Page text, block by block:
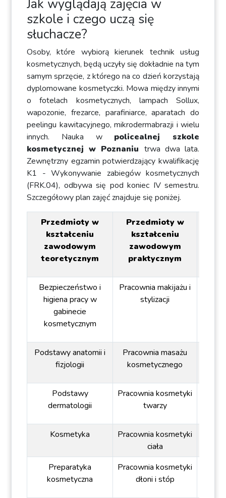
Jak wyglądają zajęcia w
szkole i czego uczą się
słuchacze?
Osoby, które wybiorą kierunek technik usług
kosmetycznych, będą uczyły się dokładnie na tym
samym sprzęcie, z którego na co dzień korzystają
dyplomowane kosmetyczki. Mowa między innymi
o fotelach kosmetycznych, lampach Sollux,
wapozonie, frezarce, parafiniarce, aparatach do
peelingu kawitacyjnego, mikrodermabrazji i wielu
innych. Nauka w policealnej szkole
kosmetycznej w Poznaniu trwa dwa lata.
Zewnętrzny egzamin potwierdzający kwalifikację
K1 - Wykonywanie zabiegów kosmetycznych
(FRK.04), odbywa się pod koniec IV semestru.
Szczegółowy plan zajęć znajduje się poniżej.
Przedmioty w
kształceniu
zawodowym
teoretycznym
Przedmioty w
kształceniu
zawodowym
praktycznym
Bezpieczeństwo i
higiena pracy w
gabinecie
kosmetycznym
Pracownia makijażu i
stylizacji
Podstawy anatomii i
fizjologii
Pracownia masażu
kosmetycznego
Podstawy
dermatologii
Pracownia kosmetyki
twarzy
Kosmetyka
Pracownia kosmetyki
ciała
Preparatyka
kosmetyczna
Pracownia kosmetyki
dłoni i stóp